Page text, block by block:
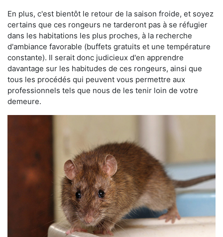
En plus, c'est bientôt le retour de la saison froide, et soyez
certains que ces rongeurs ne tarderont pas à se réfugier
dans les habitations les plus proches, à la recherche
d'ambiance favorable (buffets gratuits et une température
constante). Il serait donc judicieux d'en apprendre
davantage sur les habitudes de ces rongeurs, ainsi que
tous les procédés qui peuvent vous permettre aux
professionnels tels que nous de les tenir loin de votre
demeure.